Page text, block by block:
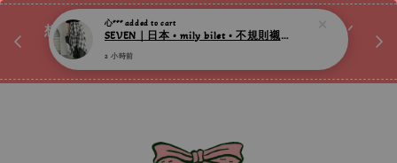
想訂製屬於自己的『水晶手鍊』嗎ꕀ♡ 私訊我們.ᐟ.ᐟ
📣Instagram 這邊按下去